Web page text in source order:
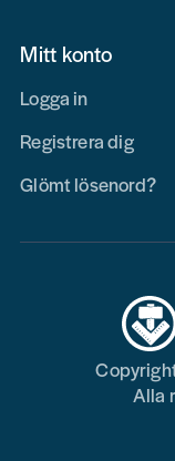
Mitt konto
Logga in
Registrera dig
Glömt lösenord?
Alla